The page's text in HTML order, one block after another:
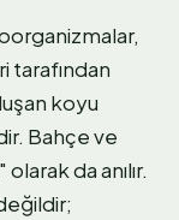
tarafından
koyu
Bahçe ve
da anılır.